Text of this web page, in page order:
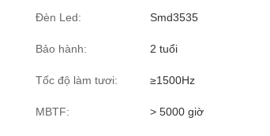
Đèn Led: Smd3535
Bảo hành: 2 tuổi
Tốc độ làm tươi: ≥1500Hz
MBTF: > 5000 giờ